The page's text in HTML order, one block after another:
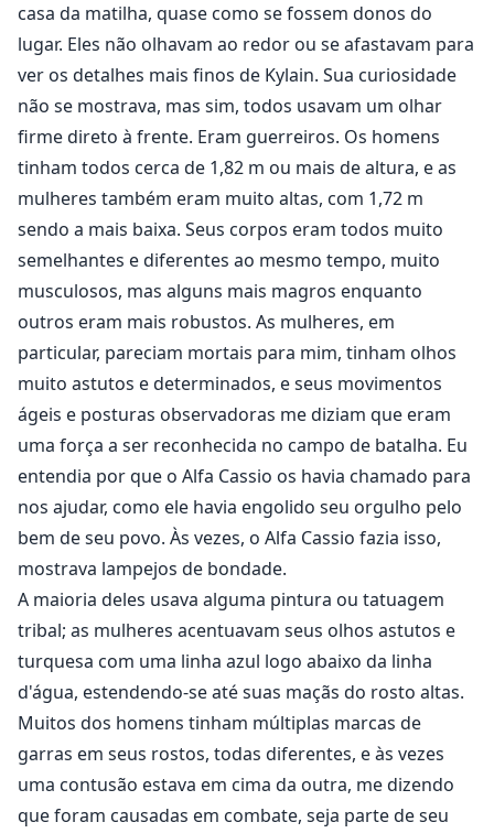
casa da matilha, quase como se fossem donos do
lugar. Eles não olhavam ao redor ou se afastavam para
ver os detalhes mais finos de Kylain. Sua curiosidade
não se mostrava, mas sim, todos usavam um olhar
firme direto à frente. Eram guerreiros. Os homens
tinham todos cerca de 1,82 m ou mais de altura, e as
mulheres também eram muito altas, com 1,72 m
sendo a mais baixa. Seus corpos eram todos muito
semelhantes e diferentes ao mesmo tempo, muito
musculosos, mas alguns mais magros enquanto
outros eram mais robustos. As mulheres, em
particular, pareciam mortais para mim, tinham olhos
muito astutos e determinados, e seus movimentos
ágeis e posturas observadoras me diziam que eram
uma força a ser reconhecida no campo de batalha. Eu
entendia por que o Alfa Cassio os havia chamado para
nos ajudar, como ele havia engolido seu orgulho pelo
bem de seu povo. Às vezes, o Alfa Cassio fazia isso,
mostrava lampejos de bondade.
A maioria deles usava alguma pintura ou tatuagem
tribal; as mulheres acentuavam seus olhos astutos e
turquesa com uma linha azul logo abaixo da linha
d'água, estendendo-se até suas maçãs do rosto altas.
Muitos dos homens tinham múltiplas marcas de
garras em seus rostos, todas diferentes, e às vezes
uma contusão estava em cima da outra, me dizendo
que foram causadas em combate, seja parte de seu